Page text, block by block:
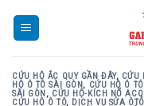
CỨU HỘ ẮC QUY GẦN ĐÂY, CỨU
HỘ Ô TÔ SÀI GÒN, CỨU HỘ Ô
SÀI GÒN, CỨU HỘ-KÍCH NỔ
CỨU HỘ Ô TÔ, DỊCH VỤ SỬA